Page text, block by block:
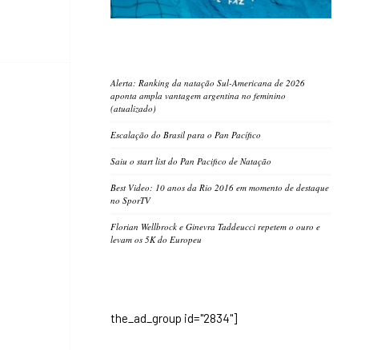
Alerta: Ranking da natação Sul-Americana de 2026
aponta ampla vantagem argentina no feminino
(atualizado)
Escalação do Brasil para o Pan Pacífico
Saiu o start list do Pan Pacifico de Natação
Best Video: 10 anos da Rio 2016 em momento de destaque
no SporTV
Florian Wellbrock e Ginevra Taddeucci repetem o ouro e
levam os 5K do Europeu
the_ad_group id="2834"]